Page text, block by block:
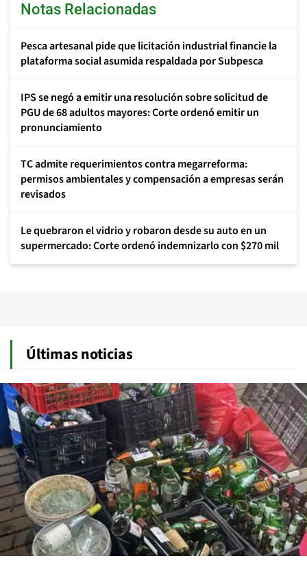
Notas Relacionadas
Pesca artesanal pide que licitación industrial financie la
plataforma social asumida respaldada por Subpesca
IPS se negó a emitir una resolución sobre solicitud de
PGU de 68 adultos mayores: Corte ordenó emitir un
pronunciamiento
TC admite requerimientos contra megarreforma:
permisos ambientales y compensación a empresas serán
revisados
Le quebraron el vidrio y robaron desde su auto en un
supermercado: Corte ordenó indemnizarlo con $270 mil
Últimas noticias